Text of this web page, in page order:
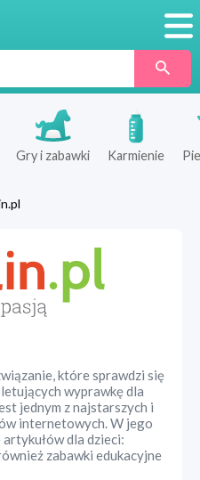
Gry i zabawki Karmienie
które sprawdzi się
wyprawkę dla
jednym z najstarszych i
internetowych. W jego
dla dzieci:
zabawki edukacyjne